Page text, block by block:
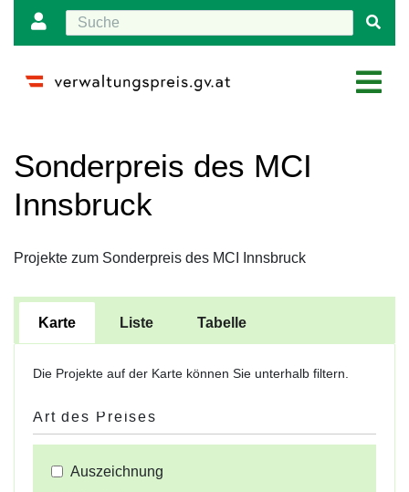
Sonderpreis des MCI
Innsbruck
Projekte zum Sonderpreis des MCI Innsbruck
Karte Liste Tabelle
Die Projekte auf der Karte können Sie unterhalb filtern.
Art des Preises
Auszeichnung